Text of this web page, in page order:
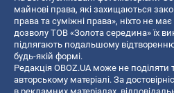
майнові права, які захищаються
права та суміжні права», ніхто не
дозволу ТОВ «Золота середина» їх
підлягають подальшому
будь-якій формі.
Редакція OBOZ.UA може не поділяти
авторському матеріалі. За